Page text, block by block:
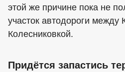
этой же причине пока не
участок автодороги между
Колесниковкой.
Придётся запастись